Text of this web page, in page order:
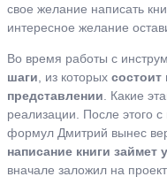
свое желание написать
интересное желание
Во время работы с
шаги , из которых состоит
представлении . Какие
реализации. После этого
формул Дмитрий вынес
написание книги займет
вначале заложил на проект